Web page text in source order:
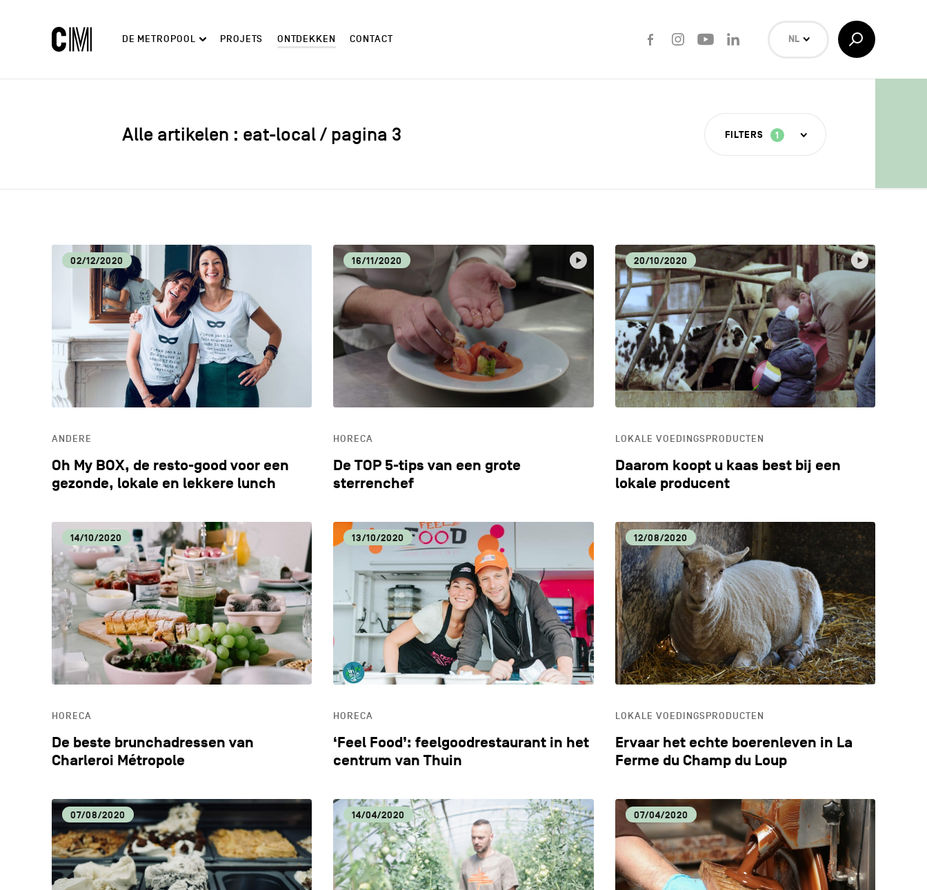
Charleroi
Métropole
Hoofdnavigatie
DE METROPOOL PROJETS ONTDEKKEN CONTACT
FacebookInstagramYoutube
NL
FR
Toggle
Search
Alle artikelen : eat-local / pagina 3 FILTERS 1
CULTUUR
ECONOMISCHE DYNAMIEK HORECA
LIFESTYLE LOKALE VOEDINGSPRODUCTEN
ONDERWIJS
02/12/2020
ANDERE
Oh My BOX, de resto-good voor een
gezonde, lokale en lekkere lunch
16/11/2020
HORECA
De TOP 5-tips van een grote
sterrenchef
20/10/2020
LOKALE VOEDINGSPRODUCTEN
Daarom koopt u kaas best bij een
lokale producent
14/10/2020
HORECA
De beste brunchadressen van
Charleroi Métropole
13/10/2020
HORECA
‘Feel Food’: feelgoodrestaurant in het
centrum van Thuin
12/08/2020
LOKALE VOEDINGSPRODUCTEN
Ervaar het echte boerenleven in La
Ferme du Champ du Loup
07/08/2020 14/04/2020 07/04/2020